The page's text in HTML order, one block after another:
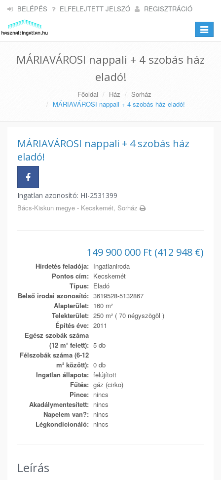
BELÉPÉS ELFELEJTETT JELSZÓ REGISZTRÁCIÓ
Toggle
MÁRIAVÁROSI nappali + 4 szobás ház
eladó!
Főoldal Ház
Sorház
MÁRIAVÁROSI nappali + 4 szobás ház eladó!
MÁRIAVÁROSI nappali + 4 szobás ház
eladó!
Ingatlan azonosító: HI-2531399
Bács-Kiskun megye - Kecskemét, Sorház
149 900 000 Ft (412 948 €)
Hirdetés feladója: Ingatlaniroda
Pontos cím: Kecskemét
Típus: Eladó
Belső irodai azonosító: 3619528-5132867
Alapterület: 160 m²
Telekterület: 250 m² ( 70 négyszögöl )
Építés éve: 2011
Egész szobák száma
(12 m² felett): 5 db
Félszobák száma (6-12
m² között): 0 db
Ingatlan állapota: felújított
Fűtés: gáz (cirko)
Pince: nincs
Akadálymentesített: nincs
Napelem van?: nincs
Légkondicionáló: nincs
Leírás